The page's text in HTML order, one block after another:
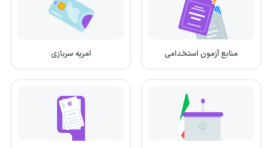
منابع آزمون استخدامی امریه سربازی